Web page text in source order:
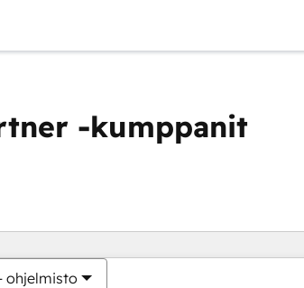
-kumppanit
ohjelmisto
Olet tällä hetkelläSivu
Sivu Sivu Sivu Sivu